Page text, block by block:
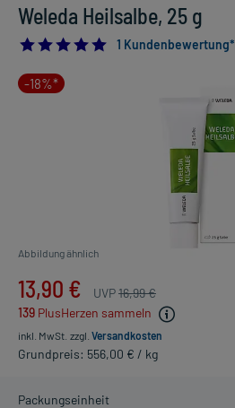
Weleda Heilsalbe, 25 g
5.01 Kundenbewertung*
-18%*
Abbildung ähnlich
13,90 € UVP16,99 €
139 PlusHerzen sammeln
inkl. MwSt. zzgl. Versandkosten
Grundpreis: 556,00 € / kg
Packungseinheit